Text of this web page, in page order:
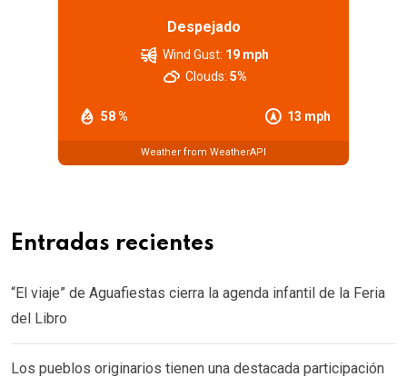
Despejado
58 % 13 mph
Wind Gust: 19 mph
Clouds: 5%
Weather from WeatherAPI
Entradas recientes
“El viaje” de Aguafiestas cierra la agenda infantil de la Feria
del Libro
Los pueblos originarios tienen una destacada participación